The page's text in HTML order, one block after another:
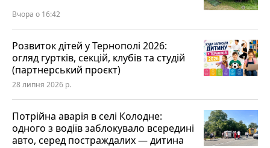
Вчора о 16:42
Розвиток дітей у Тернополі 2026:
огляд гуртків, секцій, клубів та студій
(партнерський проєкт)
28 липня 2026 р.
Потрійна аварія в селі Колодне:
одного з водіїв заблокувало всередині
авто, серед постраждалих — дитина